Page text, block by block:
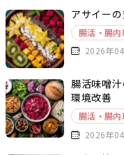
アサイー
腸活・腸内
2026年
腸活味噌
環境改善
腸活・腸内
2026年